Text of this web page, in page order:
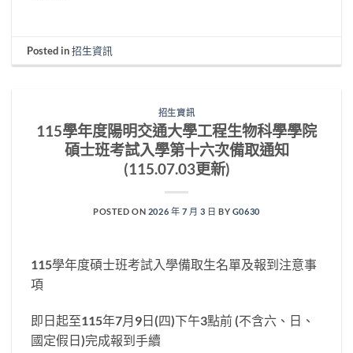
Posted in招生資訊
招生資訊
115學年度陽明交通大學工程生物科學學院
碩士班考試入學第十六次備取通知
(115.07.03更新)
POSTED ON 2026 年 7 月 3 日 BY G0630
115學年度碩士班考試入學備取生名單及報到注意事
項
即日起至115年7月9日(四)下午3點前 (不含六、日、
國定假日)完成報到手續